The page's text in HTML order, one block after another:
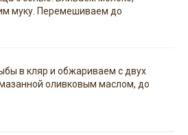
муку. Перемешиваем до
в кляр и обжариваем с двух
оливковым маслом, до